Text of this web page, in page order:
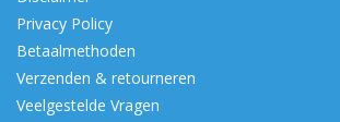
Privacy Policy
Betaalmethoden
Verzenden & retourneren
Veelgestelde Vragen